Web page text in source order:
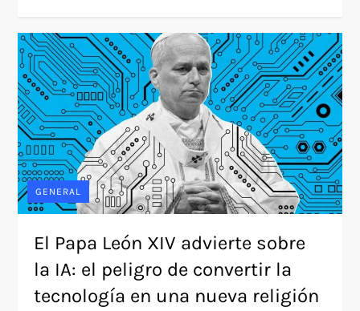
GENERAL
El Papa León XIV advierte sobre
la IA: el peligro de convertir la
tecnología en una nueva religión